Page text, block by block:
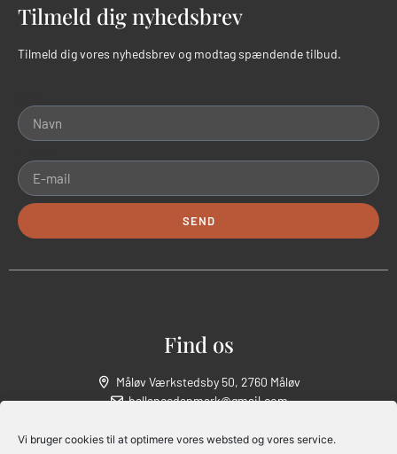
Vi bruger cookies til at optimere vores websted og vores service.
Tilmeld dig nyhedsbrev
Tilmeld dig vores nyhedsbrev og modtag spændende tilbud.
SEND
Find os
Måløv Værkstedsby 50, 2760 Måløv
ballancedanmark@gmail.com